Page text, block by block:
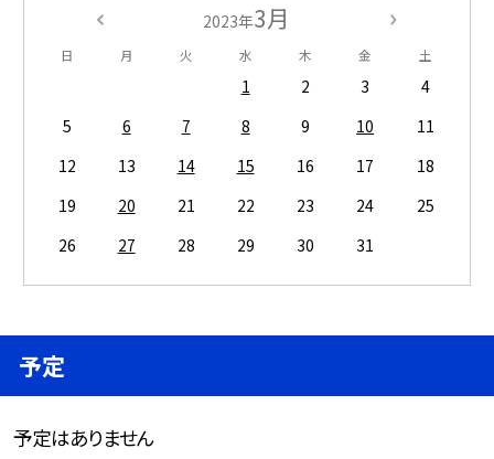
2023年3月
日 月 火 水 木 金 土
1 2 3
4
5
6 7 8 9 10
11
12
13 14 15 16 17
18
19
20 21 22 23 24
25
26
27 28 29 30 31
予定
予定はありません